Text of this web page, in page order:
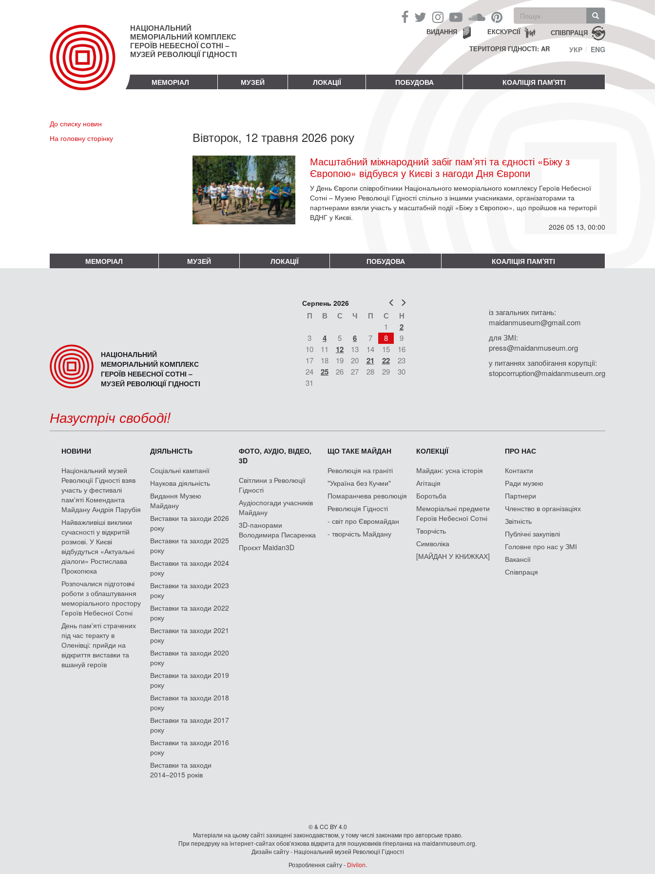
НАЦІОНАЛЬНИЙ
МЕМОРІАЛЬНИЙ КОМПЛЕКС
ГЕРОЇВ НЕБЕСНОЇ СОТНІ –
МУЗЕЙ РЕВОЛЮЦІЇ ГІДНОСТІ
Пошукова
форма
Пошук СПІВПРАЦЯ
ЕКСКУРСІЇ
ВИДАННЯ
ТЕРИТОРІЯ ГІДНОСТІ: AR
УКР ENG
МЕМОРІАЛ МУЗЕЙ ЛОКАЦІЇ ПОБУДОВА КОАЛІЦІЯ ПАМ'ЯТІ
До списку новин
На головну сторінку
Вівторок, 12 травня 2026 року
Масштабний міжнародний забіг пам’яті та єдності «Біжу з
Європою» відбувся у Києві з нагоди Дня Європи
У День Європи співробітники Національного меморіального комплексу Героїв Небесної
Сотні – Музею Революції Гідності спільно з іншими учасниками, організаторами та
партнерами взяли участь у масштабній події «Біжу з Європою», що пройшов на території
ВДНГ у Києві.
2026 05 13, 00:00
МЕМОРІАЛ МУЗЕЙ ЛОКАЦІЇ ПОБУДОВА КОАЛІЦІЯ ПАМ'ЯТІ
НАЦІОНАЛЬНИЙ
МЕМОРІАЛЬНИЙ КОМПЛЕКС
ГЕРОЇВ НЕБЕСНОЇ СОТНІ –
МУЗЕЙ РЕВОЛЮЦІЇ ГІДНОСТІ
Попер
Серпень 2026
П В С Ч П С Н
1 2
3 4 5 6 7 8
9
10
11 12 13 14 15
16
17
18 19 20 21 22
23
24
25 26 27 28 29
30
31
із загальних питань:
maidanmuseum@gmail.com
для ЗМІ:
press@maidanmuseum.org
у питаннях запобігання корупції:
stopcorruption@maidanmuseum.org
Назустріч свободі!
НОВИНИ
Національний музей
Революції Гідності взяв
участь у фестивалі
пам'яті Коменданта
Майдану Андрія Парубія
Найважливіші виклики
сучасності у відкритій
розмові. У Києві
відбудуться «Актуальні
діалоги» Ростислава
Прокопюка
Розпочалися підготовчі
роботи з облаштування
меморіального простору
Героїв Небесної Сотні
День памʼяті страчених
під час теракту в
Оленівці: прийди на
відкриття виставки та
вшануй героїв
ДІЯЛЬНІСТЬ
Соціальні кампанії
Наукова діяльність
Видання Музею
Майдану
Виставки та заходи 2026
року
Виставки та заходи 2025
року
Виставки та заходи 2024
року
Виставки та заходи 2023
року
Виставки та заходи 2022
року
Виставки та заходи 2021
року
Виставки та заходи 2020
року
Виставки та заходи 2019
року
Виставки та заходи 2018
року
Виставки та заходи 2017
року
Виставки та заходи 2016
року
Виставки та заходи
2014–2015 років
ФОТО, АУДІО, ВІДЕО,
3D
Світлини з Революції
Гідності
Аудіоспогади учасників
Майдану
3D-панорами
Володимира Писаренка
Проєкт Maidan3D
ЩО ТАКЕ МАЙДАН
Революція на граніті
"Україна без Кучми"
Помаранчева революція
Революція Гідності
- світ про Євромайдан
- творчість Майдану
КОЛЕКЦІЇ
Майдан: усна історія
Агітація
Боротьба
Меморіальні предмети
Героїв Небесної Сотні
Творчість
Символіка
[МАЙДАН У КНИЖКАХ]
ПРО НАС
Контакти
Ради музею
Партнери
Членство в організаціях
Звітність
Публічні закупівлі
Головне про нас у ЗМІ
Вакансії
Співпраця
© & CC BY 4.0
Матеріали на цьому сайті захищені законодавством, у тому числі законами про авторське право.
При передруку на iнтернет-сайтах обов’язкова відкрита для пошуковиків гiперланка на maidanmuseum.org.
Дизайн сайту - Національний музей Революції Гідності
Розроблення сайту - Divilon.